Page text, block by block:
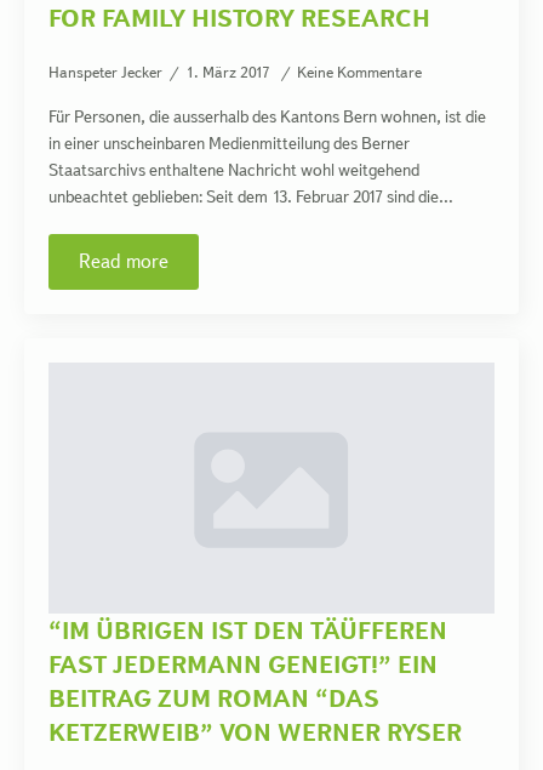
FOR FAMILY HISTORY RESEARCH
Hanspeter Jecker 1. März 2017 Keine Kommentare
Für Personen, die ausserhalb des Kantons Bern wohnen, ist die
in einer unscheinbaren Medienmitteilung des Berner
Staatsarchivs enthaltene Nachricht wohl weitgehend
unbeachtet geblieben: Seit dem 13. Februar 2017 sind die…
Read more
“IM ÜBRIGEN IST DEN TÄÜFFEREN
FAST JEDERMANN GENEIGT!” EIN
BEITRAG ZUM ROMAN “DAS
KETZERWEIB” VON WERNER RYSER